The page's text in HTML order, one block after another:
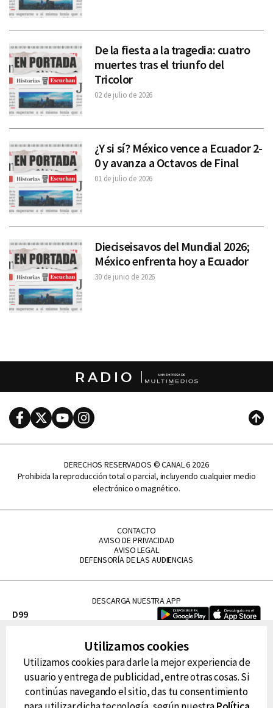
De la fiesta a la tragedia: cuatro
muertes tras el triunfo del
Tricolor
02 de julio de 2026
¿Y si sí? México vence a Ecuador 2-
0 y avanza a Octavos de Final
01 de julio de 2026
Dieciseisavos del Mundial 2026;
México enfrenta hoy a Ecuador
30 de junio de 2026
RADIO
FacebookTwitterYoutubeInstagram
DERECHOS RESERVADOS © CANAL 6 2026
Prohibida la reproducción total o parcial, incluyendo cualquier medio
electrónico o magnético.
CONTACTO
AVISO DE PRIVACIDAD
AVISO LEGAL
DEFENSORÍA DE LAS AUDIENCIAS
DESCARGA NUESTRA APP
D99
FM Tu
RG Deportiva
Classic FM
Utilizamos cookies
Utilizamos cookies para darle la mejor experiencia de
usuario y entrega de publicidad, entre otras cosas. Si
continúas navegando el sitio, das tu consentimiento